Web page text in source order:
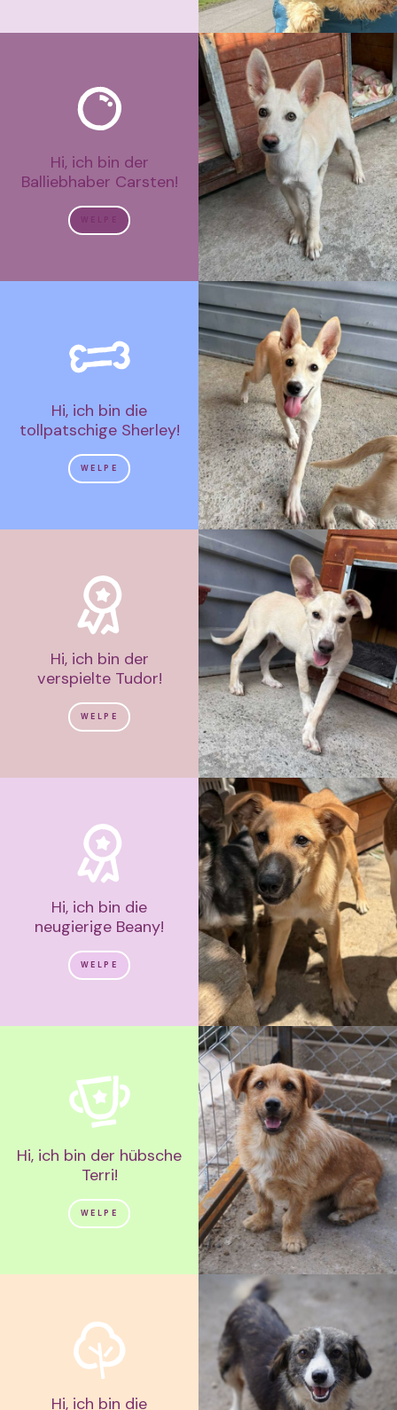
Hi, ich bin der
Balliebhaber Carsten!
Hi, ich bin die
tollpatschige Sherley!
WELPE
Hi, ich bin der
verspielte Tudor!
WELPE
Hi, ich bin die
neugierige Beany!
WELPE
Hi, ich bin der hübsche
Terri!
WELPE
Hi, ich bin die